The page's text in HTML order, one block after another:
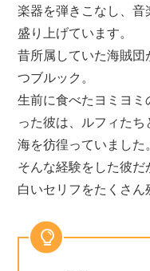
楽器を弾きこなし、
盛り上げています。
昔所属していた海賊
つブルック。
生前に食べたヨミヨミ
った彼は、ルフィた
海を彷徨っていました
そんな経験をした彼
白いセリフをたくさん